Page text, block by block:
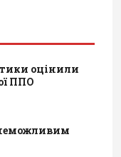
оцінили
ППО